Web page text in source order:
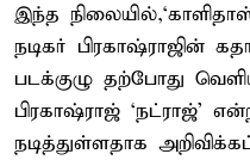
இந்த
நடிகர் பிரகாஷ்ராஜின்
படக்குழு தற்போது
பிரகாஷ்ராஜ் ‘நட்ராஜ்’
நடித்துள்ளதாக